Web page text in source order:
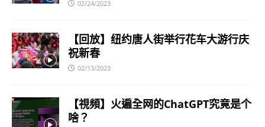
02/24/2023
【回放】纽约唐人街举行花车大游行庆
祝新春
02/13/2023
【視頻】火遍全网的ChatGPT究竟是个
啥？